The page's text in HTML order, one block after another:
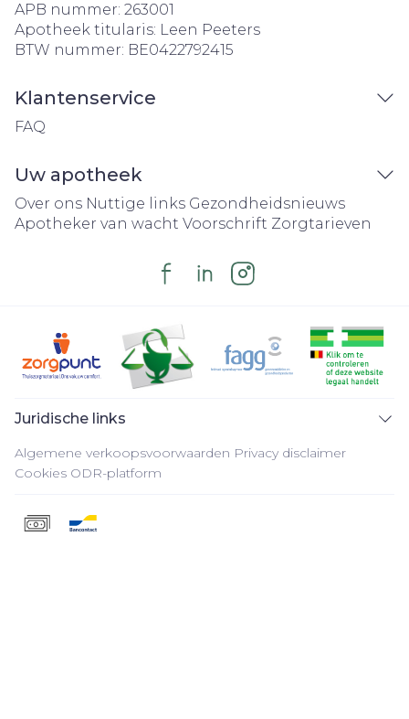
APB nummer: 263001
Apotheek titularis: Leen Peeters
BTW nummer: BE0422792415
Klantenservice
FAQ
Uw apotheek
Over ons Nuttige links Gezondheidsnieuws
Apotheker van wacht Voorschrift Zorgtarieven
Juridische links
Algemene verkoopsvoorwaarden Privacy disclaimer
Cookies ODR-platform